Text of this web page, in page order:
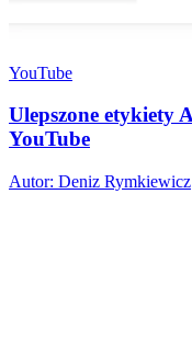
YouTube
Ulepszone etykiety
YouTube
Autor: Deniz Rymkiewicz